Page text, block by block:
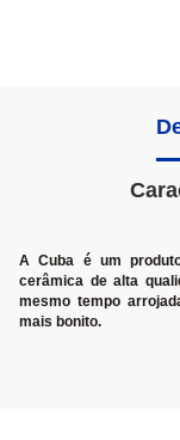
A Cuba é um
cerâmica de alta
mesmo tempo
mais bonito.